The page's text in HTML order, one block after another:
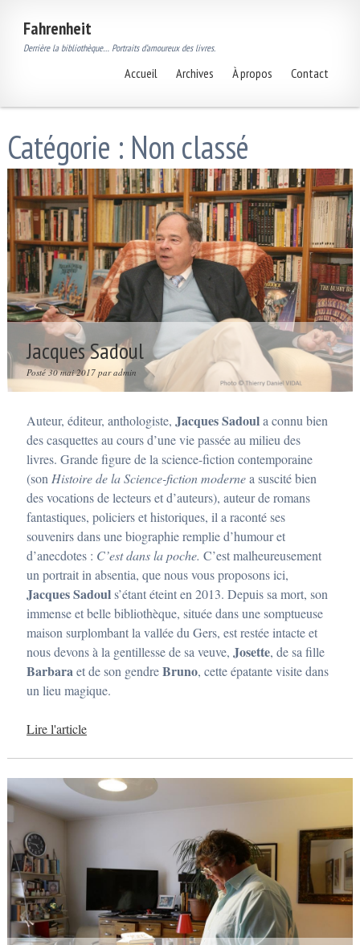
Fahrenheit
Derrière la bibliothèque… Portraits d’amoureux des livres.
Accueil Archives À propos Contact
Catégorie : Non classé
Jacques Sadoul
Posté30 mai 2017 par admin
Auteur, éditeur, anthologiste, Jacques Sadoula connu bien
des casquettes au cours d’une vie passée au milieu des
livres. Grande figure de la science-fiction contemporaine
(son Histoire de la Science-fiction modernea suscité bien
des vocations de lecteurs et d’auteurs), auteur de romans
fantastiques, policiers et historiques, il a raconté ses
souvenirs dans une biographie remplie d’humour et
d’anecdotes : C’est dans la poche. C’est malheureusement
un portrait in absentia, que nous vous proposons ici,
Jacques Sadouls’étant éteint en 2013. Depuis sa mort, son
immense et belle bibliothèque, située dans une somptueuse
maison surplombant la vallée du Gers, est restée intacte et
nous devons à la gentillesse de sa veuve, Josette, de sa fille
Barbaraet de son gendreBruno, cette épatante visite dans
un lieu magique.
Lire l'article